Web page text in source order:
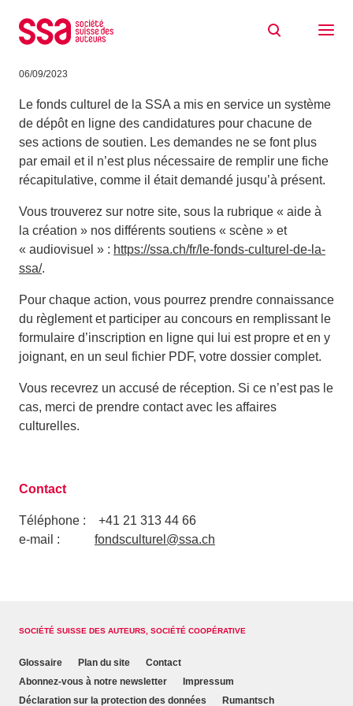
demandes de soutien en ligne
06/09/2023
Le fonds culturel de la SSA a mis en service un système
de dépôt en ligne des candidatures pour chacune de
ses actions de soutien. Les demandes ne se font plus
par email et il n’est plus nécessaire de remplir une fiche
récapitulative, comme il était demandé jusqu’à présent.
Vous trouverez sur notre site, sous la rubrique « aide à
la création » nos différents soutiens « scène » et
« audiovisuel » : https://ssa.ch/fr/le-fonds-culturel-de-la-
ssa/.
Pour chaque action, vous pourrez prendre connaissance
du règlement et participer au concours en remplissant le
formulaire d’inscription en ligne qui lui est propre et en y
joignant, en un seul fichier PDF, votre dossier complet.
Vous recevrez un accusé de réception. Si ce n’est pas le
cas, merci de prendre contact avec les affaires
culturelles.
Contact
Téléphone : +41 21 313 44 66
e-mail : fondsculturel@ssa.ch
SOCIÉTÉ SUISSE DES AUTEURS, SOCIÉTÉ COOPÉRATIVE
Glossaire Plan du site
Contact
Abonnez-vous à notre newsletter
Impressum
Déclaration sur la protection des données
Rumantsch